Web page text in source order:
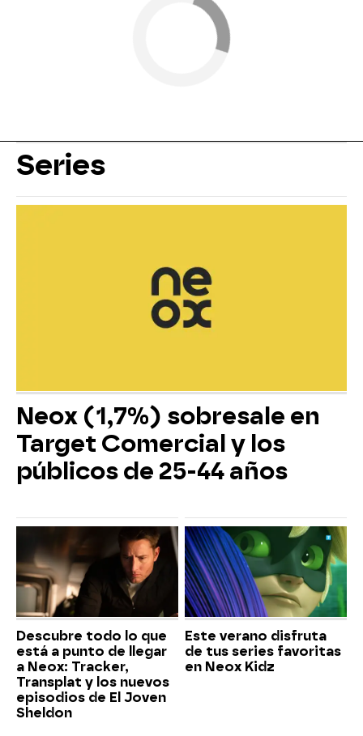
Series
Neox (1,7%) sobresale en
Target Comercial y los
públicos de 25-44 años
Descubre todo lo que
está a punto de llegar
a Neox: Tracker,
Transplat y los nuevos
episodios de El Joven
Sheldon
Este verano disfruta
de tus series favoritas
en Neox Kidz